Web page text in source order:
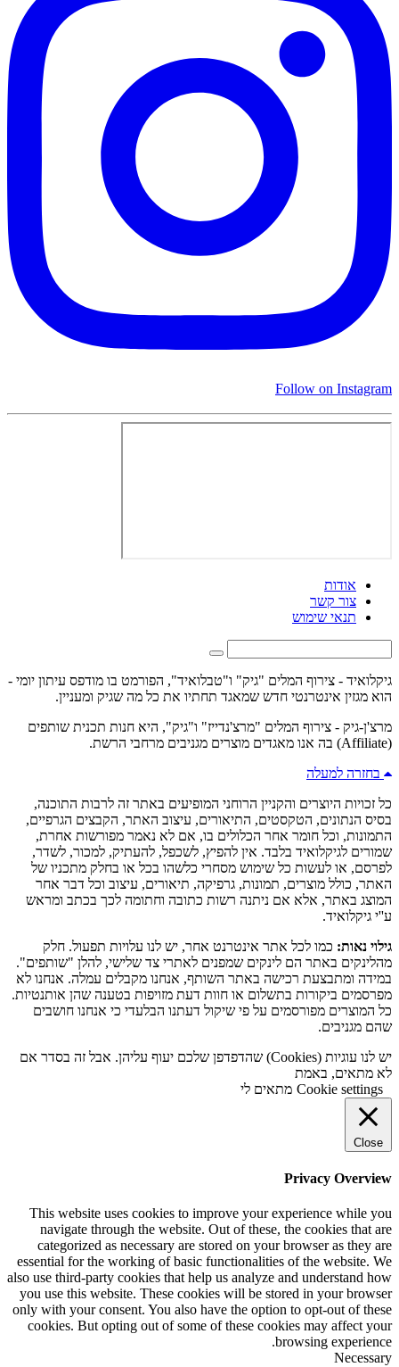
Follow on Instagram
אודות
צור קשר
תנאי שימוש
גיקלואיד - צירוף המלים "גיק" ו"טבלואיד", הפורמט בו מודפס עיתון יומי -
הוא מגזין אינטרנטי חדש שמאגד תחתיו את כל מה שגיק ומעניין.
מרצ'ן-גיק - צירוף המלים "מרצ'נדייז" ו"גיק", היא חנות תכנית שותפים
(Affiliate) בה אנו מאגדים מוצרים מגניבים מרחבי הרשת.
בחזרה למעלה
כל זכויות היוצרים והקניין הרוחני המופיעים באתר זה לרבות התוכנה,
בסיס הנתונים, הטקסטים, התיאורים, עיצוב האתר, הקבצים הגרפיים,
התמונות, וכל חומר אחר הכלולים בו, אם לא נאמר מפורשות אחרת,
שמורים לגיקלואיד בלבד. אין להפיץ, לשכפל, להעתיק, למכור, לשדר,
לפרסם, או לעשות כל שימוש מסחרי כלשהו בכל או בחלק מתכניו של
האתר, כולל מוצרים, תמונות, גרפיקה, תיאורים, עיצוב וכל דבר אחר
המוצג באתר, אלא אם ניתנה רשות כתובה וחתומה לכך בכתב ומראש
ע''י גיקלואיד.
גילוי נאות: כמו לכל אתר אינטרנט אחר, יש לנו עלויות תפעול. חלק
מהלינקים באתר הם לינקים שמפנים לאתרי צד שלישי, להלן "שותפים".
במידה ומתבצעת רכישה באתר השותף, אנחנו מקבלים עמלה. אנחנו לא
מפרסמים ביקורות בתשלום או חוות דעת מזויפות בטענה שהן אותנטיות.
כל המוצרים מפורסמים על פי שיקול דעתנו הבלעדי כי אנחנו חושבים
שהם מגניבים.
יש לנו עוגיות (Cookies) שהדפדפן שלכם יעוף עליהן. אבל זה בסדר אם
לא מתאים, באמת
Cookie settings מתאים לי
Close
Privacy Overview
This website uses cookies to improve your experience while you
navigate through the website. Out of these, the cookies that are
categorized as necessary are stored on your browser as they are
essential for the working of basic functionalities of the website. We
also use third-party cookies that help us analyze and understand how
you use this website. These cookies will be stored in your browser
only with your consent. You also have the option to opt-out of these
cookies. But opting out of some of these cookies may affect your
browsing experience.
Necessary